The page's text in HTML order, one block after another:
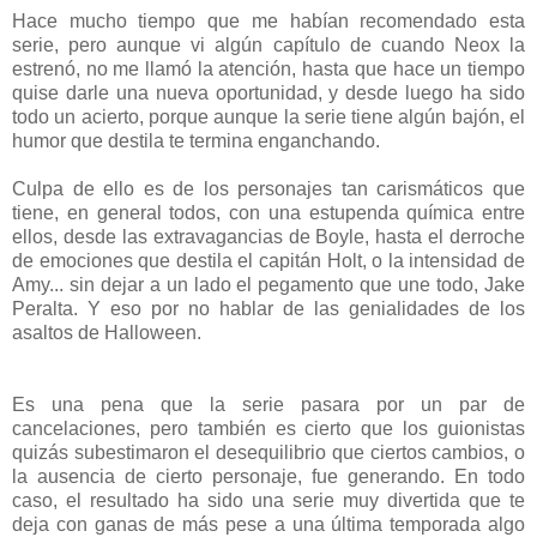
Hace mucho tiempo que me habían recomendado esta
serie, pero aunque vi algún capítulo de cuando Neox la
estrenó, no me llamó la atención, hasta que hace un tiempo
quise darle una nueva oportunidad, y desde luego ha sido
todo un acierto, porque aunque la serie tiene algún bajón, el
humor que destila te termina enganchando.
Culpa de ello es de los personajes tan carismáticos que
tiene, en general todos, con una estupenda química entre
ellos, desde las extravagancias de Boyle, hasta el derroche
de emociones que destila el capitán Holt, o la intensidad de
Amy... sin dejar a un lado el pegamento que une todo, Jake
Peralta. Y eso por no hablar de las genialidades de los
asaltos de Halloween.
Es una pena que la serie pasara por un par de
cancelaciones, pero también es cierto que los guionistas
quizás subestimaron el desequilibrio que ciertos cambios, o
la ausencia de cierto personaje, fue generando. En todo
caso, el resultado ha sido una serie muy divertida que te
deja con ganas de más pese a una última temporada algo